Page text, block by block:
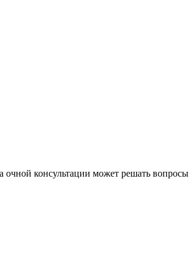
очной консультации может решать вопросы